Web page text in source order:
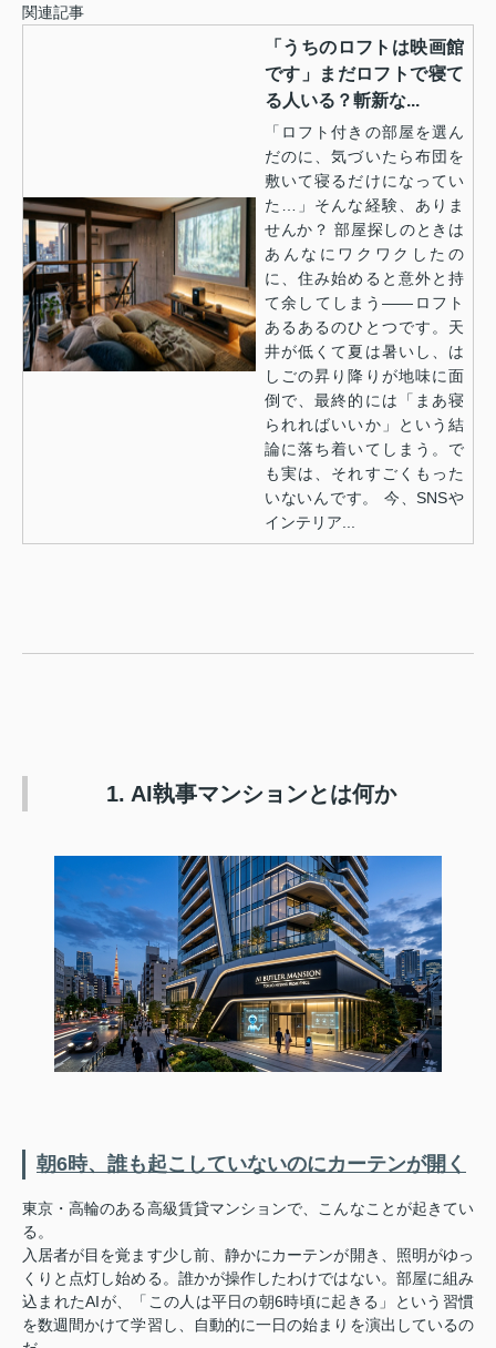
関連記事
「うちのロフトは映画館
です」まだロフトで寝て
る人いる？斬新な...
「ロフト付きの部屋を選ん
だのに、気づいたら布団を
敷いて寝るだけになってい
た…」そんな経験、ありま
せんか？ 部屋探しのときは
あんなにワクワクしたの
に、住み始めると意外と持
て余してしまう——ロフト
あるあるのひとつです。天
井が低くて夏は暑いし、は
しごの昇り降りが地味に面
倒で、最終的には「まあ寝
られればいいか」という結
論に落ち着いてしまう。で
も実は、それすごくもった
いないんです。 今、SNSや
インテリア...
1. AI執事マンションとは何か
朝6時、誰も起こしていないのにカーテンが開く
東京・高輪のある高級賃貸マンションで、こんなことが起きてい
る。
入居者が目を覚ます少し前、静かにカーテンが開き、照明がゆっ
くりと点灯し始める。誰かが操作したわけではない。部屋に組み
込まれたAIが、「この人は平日の朝6時頃に起きる」という習慣
を数週間かけて学習し、自動的に一日の始まりを演出しているの